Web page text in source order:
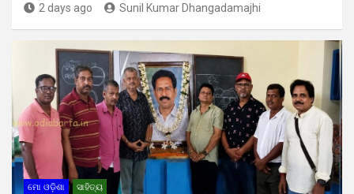
2 days ago Sunil Kumar Dhangadamajhi
ମୋ ଓଡ଼ିଶା ସାହିତ୍ୟ